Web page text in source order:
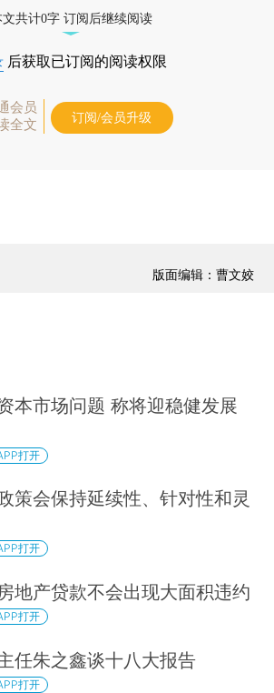
文共计0字 订阅后继续阅读
后获取已订阅的阅读权限
会员
全文
订阅/会员升级
版面编辑：曹文姣
本市场问题 称将迎稳健发展
打开
策会保持延续性、针对性和灵
打开
地产贷款不会出现大面积违约
打开
任朱之鑫谈十八大报告
打开